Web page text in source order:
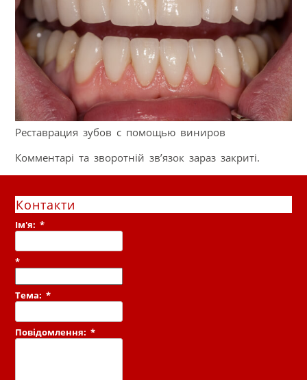
Реставрация зубов с помощью виниров
Комментарі та зворотній зв’язок зараз закриті.
Контакти
Ім'я:*
*
Тема:*
Повідомлення:*